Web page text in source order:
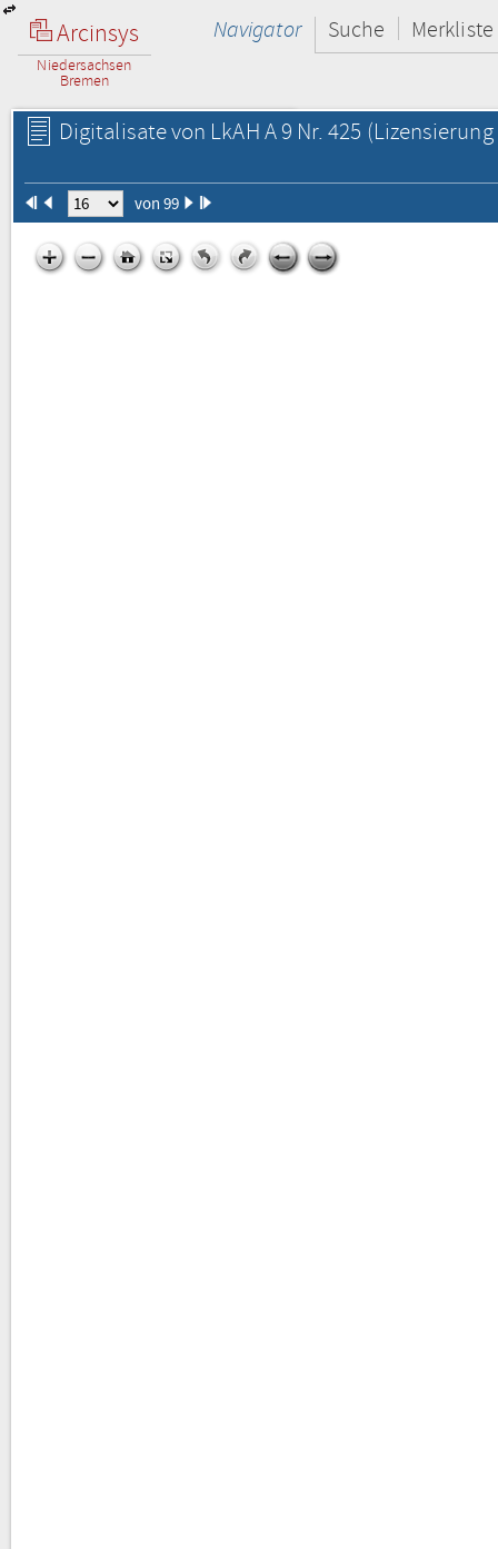
Arcinsys
Niedersachsen
Bremen
Navigator Suche Merkliste
Digitalisate von LkAH A 9 Nr. 425
von 99